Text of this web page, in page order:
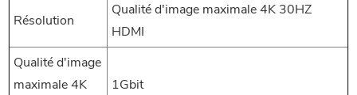
Résolution
Qualité d'image maximale 4K 30HZ
HDMI
Qualité d'image
maximale 4K
1Gbit